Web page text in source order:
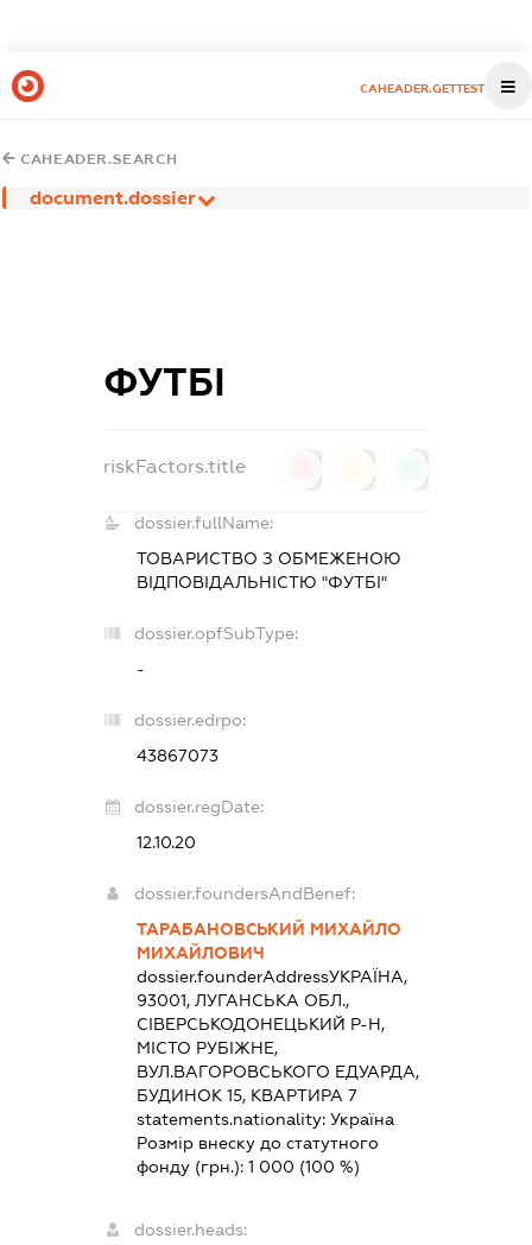
CAHEADER.GETTEST
CAHEADER.SEARCH
document.dossier
ФУТБІ
riskFactors.title
dossier.fullName:
ТОВАРИСТВО З ОБМЕЖЕНОЮ
ВІДПОВІДАЛЬНІСТЮ "ФУТБІ"
dossier.opfSubType:
-
dossier.edrpo:
43867073
dossier.regDate:
12.10.20
dossier.foundersAndBenef:
ТАРАБАНОВСЬКИЙ МИХАЙЛО
МИХАЙЛОВИЧ
dossier.founderAddressУКРАЇНА,
93001, ЛУГАНСЬКА ОБЛ.,
СІВЕРСЬКОДОНЕЦЬКИЙ Р-Н,
МІСТО РУБІЖНЕ,
ВУЛ.ВАГОРОВСЬКОГО ЕДУАРДА,
БУДИНОК 15, КВАРТИРА 7
statements.nationality: Україна
Розмір внеску до статутного
фонду (грн.): 1 000 (100 %)
dossier.heads: